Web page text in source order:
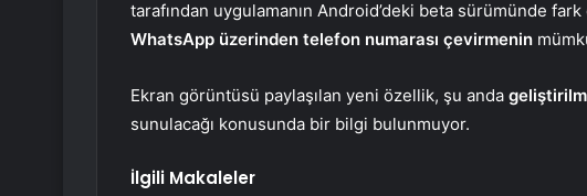
tarafından uygulamanın Android’deki beta sürümünde
WhatsApp üzerinden telefon numarası çevirmenin
Ekran görüntüsü paylaşılan yeni özellik, şu anda
sunulacağı konusunda bir bilgi bulunmuyor.
İlgili Makaleler